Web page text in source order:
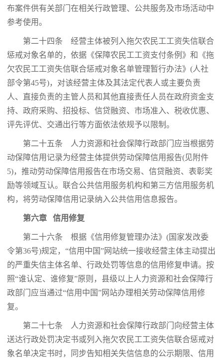
布案件供有关部门在相关行政管理、公共服务及市场活动中
参考使用。
第二十四条 经营主体被列入拖欠农民工工资失信联合
惩戒对象名单的，依据《保障农民工工资支付条例》和《拖
欠农民工工资失信联合惩戒对象名单管理暂行办法》(人社
部令第45号)，对该经营主体及其法定代表人或主要负责
人、直接负责的主管人员和其他直接责任人员在政府资金支
持、政府采购、招投标、信贷融资、市场准入、税收优惠、
评先评优、交通出行等方面依法依规予以限制。
第二十五条 人力资源和社会保障行政部门应当根据劳
动保障信用记录为经营主体提供劳动保障信用报告(见附件
5)，推动劳动保障信用报告在市场交易、信贷融资、表彰奖
励等领域互认。联合公共信用服务机构和第三方信用服务机
构，将劳动保障信用记录纳入公共信用信息报告。
第六章 信用修复
第二十六条 根据《信用修复管理办法》(国家发改委
令第36号)规定，“信用中国”网站统一接收经营主体主动提出
的严重失信主体名单、行政处罚等信息的信用修复申请。按
照“谁认定、谁修复”原则，县级以上人力资源和社会保障行
政部门应当通过“信用中国”网站办理相关劳动保障信用修
复。
第二十七条 人力资源和社会保障行政部门向经营主体
送达行政处罚决定书或列入拖欠农民工工资失信联合惩戒对
象名单决定书时，同步告知相关失信信息的公示期限、信用